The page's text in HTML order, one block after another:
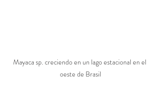
Mayaca sp. creciendo en un lago estacional en el
oeste de Brasil